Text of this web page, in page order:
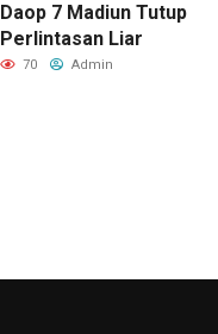
Daop 7 Madiun Tutup
Perlintasan Liar
70 Admin